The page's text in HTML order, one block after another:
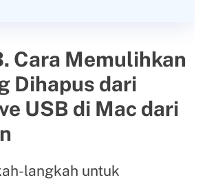
Cara Memulihkan
Dihapus dari
USB di Mac dari
langkah untuk